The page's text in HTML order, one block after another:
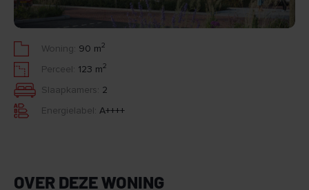
Woning: 90 m2
Perceel: 123 m2
Slaapkamers: 2
Energielabel: A++++
OVER DEZE WONING